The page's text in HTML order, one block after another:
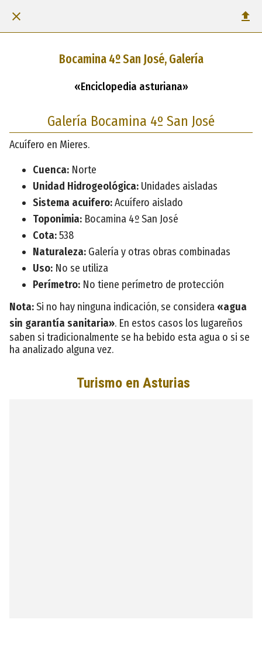
Bocamina 4º San José, Galería
«Enciclopedia asturiana»
Galería Bocamina 4º San José
Acuífero en Mieres.
Cuenca: Norte
Unidad Hidrogeológica: Unidades aisladas
Sistema acuifero:Acuífero aislado
Toponimia: Bocamina 4º San José
Cota:538
Naturaleza: Galería y otras obras combinadas
Uso: No se utiliza
Perímetro: No tiene perímetro de protección
Nota:Si no hay ninguna indicación, se considera «agua
sin garantía sanitaria». En estos casos los lugareños
saben si tradicionalmente se ha bebido esta agua o si se
ha analizado alguna vez.